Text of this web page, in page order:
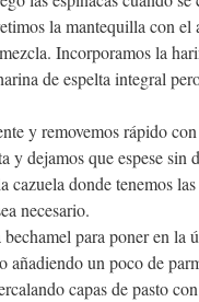
la mantequilla con
Incorporamos la
de espelta integral
y removemos rápido
y dejamos que espese sin
cazuela donde tenemos
necesario.
para poner en la
añadiendo un poco de
capas de pasto